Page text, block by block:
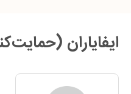
ایفایاران